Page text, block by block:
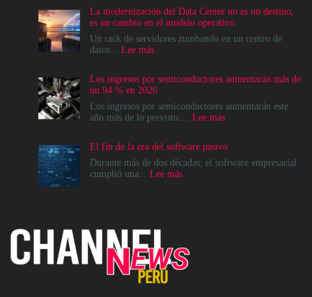
La modernización del Data Center no es un destino,
es un cambio en el modelo operativo
Un rack de servidores zumbando en un centro de
datos... Lee más:
del
Data
Center
no
destino,
es
un
operativo
Los ingresos por semiconductores aumentarán más de
un 94 % en 2026
Los ingresos por semiconductores aumentarán este
año más de lo previsto.... Lee más:
por
semiconductores
El fin de la era del software pasivo
Durante más de dos décadas, el software empresarial
cumplió una... Lee más:
software
pasivo